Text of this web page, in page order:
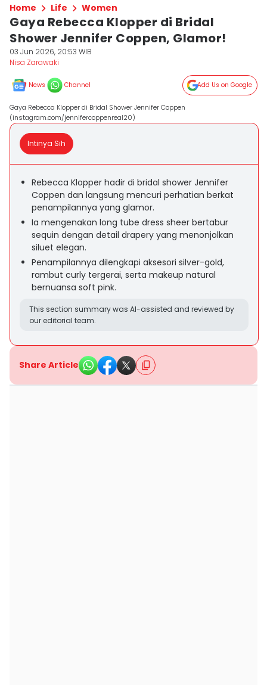
Home Life Women
Gaya Rebecca Klopper di Bridal
Shower Jennifer Coppen, Glamor!
03 Jun 2026, 20:53 WIB
Nisa Zarawaki
News Channel Add Us on Google
Gaya Rebecca Klopper di Bridal Shower Jennifer Coppen
(instagram.com/jennifercoppenreal20)
Intinya Sih
Rebecca Klopper hadir di bridal shower Jennifer
Coppen dan langsung mencuri perhatian berkat
penampilannya yang glamor.
Ia mengenakan long tube dress sheer bertabur
sequin dengan detail drapery yang menonjolkan
siluet elegan.
Penampilannya dilengkapi aksesori silver-gold,
rambut curly tergerai, serta makeup natural
bernuansa soft pink.
This section summary was AI-assisted and reviewed by
our editorial team.
Share Article